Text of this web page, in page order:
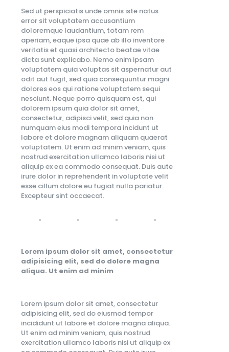
Sed ut perspiciatis unde omnis iste natus
error sit voluptatem accusantium
doloremque laudantium, totam rem
aperiam, eaque ipsa quae ab illo inventore
veritatis et quasi architecto beatae vitae
dicta sunt explicabo. Nemo enim ipsam
voluptatem quia voluptas sit aspernatur aut
odit aut fugit, sed quia consequuntur magni
dolores eos qui ratione voluptatem sequi
nesciunt. Neque porro quisquam est, qui
dolorem ipsum quia dolor sit amet,
consectetur, adipisci velit, sed quia non
numquam eius modi tempora incidunt ut
labore et dolore magnam aliquam quaerat
voluptatem. Ut enim ad minim veniam, quis
nostrud exercitation ullamco laboris nisi ut
aliquip ex ea commodo consequat. Duis aute
irure dolor in reprehenderit in voluptate velit
esse cillum dolore eu fugiat nulla pariatur.
Excepteur sint occaecat.
Lorem ipsum dolor sit amet, consectetur
adipisicing elit, sed do dolore magna
aliqua. Ut enim ad minim
Lorem ipsum dolor sit amet, consectetur
adipisicing elit, sed do eiusmod tempor
incididunt ut labore et dolore magna aliqua.
Ut enim ad minim veniam, quis nostrud
exercitation ullamco laboris nisi ut aliquip ex